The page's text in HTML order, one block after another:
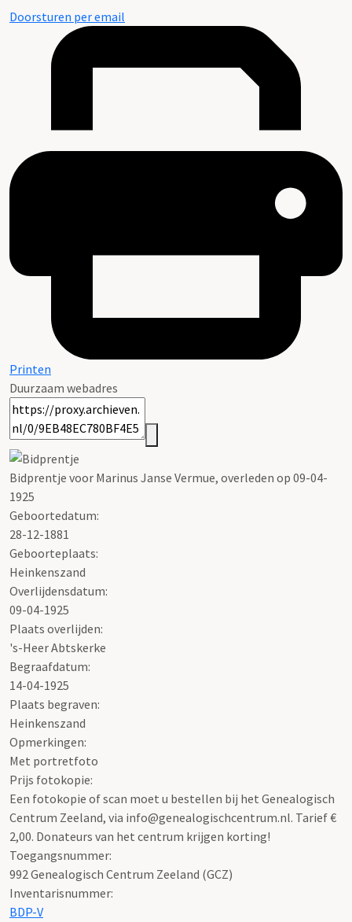
Doorsturen per email
Printen
Duurzaam webadres
Bidprentje voor Marinus Janse Vermue, overleden op 09-04-
1925
Geboortedatum:
28-12-1881
Geboorteplaats:
Heinkenszand
Overlijdensdatum:
09-04-1925
Plaats overlijden:
's-Heer Abtskerke
Begraafdatum:
14-04-1925
Plaats begraven:
Heinkenszand
Opmerkingen:
Met portretfoto
Prijs fotokopie:
Een fotokopie of scan moet u bestellen bij het Genealogisch
Centrum Zeeland, via info@genealogischcentrum.nl. Tarief €
2,00. Donateurs van het centrum krijgen korting!
Toegangsnummer:
992 Genealogisch Centrum Zeeland (GCZ)
Inventarisnummer:
BDP-V